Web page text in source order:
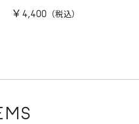
￥4,400